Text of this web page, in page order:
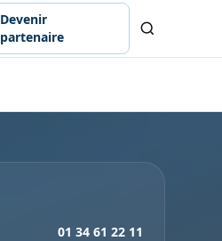
Devenir
partenaire
01 34 61 22 11